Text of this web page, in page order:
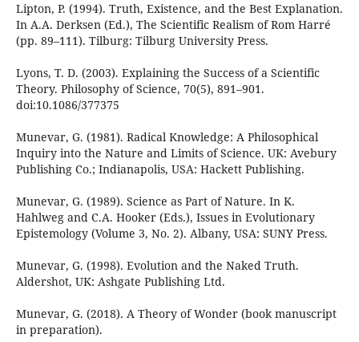
Lipton, P. (1994). Truth, Existence, and the Best Explanation.
In A.A. Derksen (Ed.), The Scientific Realism of Rom Harré
(pp. 89–111). Tilburg: Tilburg University Press.
Lyons, T. D. (2003). Explaining the Success of a Scientific
Theory. Philosophy of Science, 70(5), 891–901.
doi:10.1086/377375
Munevar, G. (1981). Radical Knowledge: A Philosophical
Inquiry into the Nature and Limits of Science. UK: Avebury
Publishing Co.; Indianapolis, USA: Hackett Publishing.
Munevar, G. (1989). Science as Part of Nature. In K.
Hahlweg and C.A. Hooker (Eds.), Issues in Evolutionary
Epistemology (Volume 3, No. 2). Albany, USA: SUNY Press.
Munevar, G. (1998). Evolution and the Naked Truth.
Aldershot, UK: Ashgate Publishing Ltd.
Munevar, G. (2018). A Theory of Wonder (book manuscript
in preparation).